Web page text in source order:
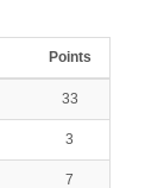
Points
33
3
7